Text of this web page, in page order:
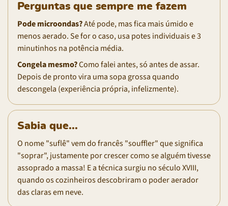
Perguntas que sempre me fazem
Pode microondas?Até pode, mas fica mais úmido e
menos aerado. Se for o caso, usa potes individuais e 3
minutinhos na potência média.
Congela mesmo?Como falei antes, só antes de assar.
Depois de pronto vira uma sopa grossa quando
descongela (experiência própria, infelizmente).
Sabia que...
O nome "suflê" vem do francês "souffler" que significa
"soprar", justamente por crescer como se alguém tivesse
assoprado a massa! E a técnica surgiu no século XVIII,
quando os cozinheiros descobriram o poder aerador
das claras em neve.